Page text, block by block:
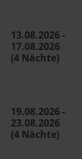
13.08.2026 -
17.08.2026
(4 Nächte)
19.08.2026 -
23.08.2026
(4 Nächte)